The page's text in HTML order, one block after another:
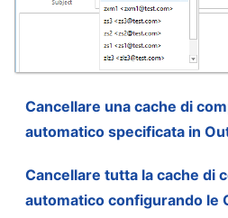
Cancellare una cache di
automatico specificata in
Cancellare tutta la cache di
automatico configurando le